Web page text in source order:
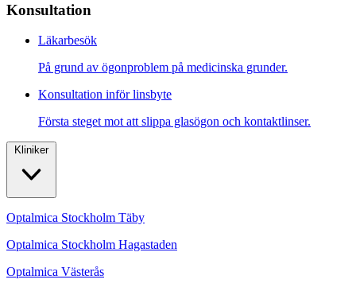
Konsultation
Läkarbesök
På grund av ögonproblem på medicinska grunder.
Konsultation inför linsbyte
Första steget mot att slippa glasögon och kontaktlinser.
Kliniker
Optalmica Stockholm Täby
Optalmica Stockholm Hagastaden
Optalmica Västerås